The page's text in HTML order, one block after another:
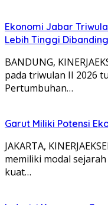
Ekonomi Jabar
Lebih Tinggi
BANDUNG,
pada triwulan II 2026
Pertumbuhan…
Garut Miliki Potensi
JAKARTA,
memiliki modal
kuat…